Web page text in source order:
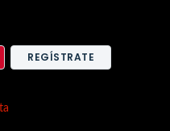
REGÍSTRATE